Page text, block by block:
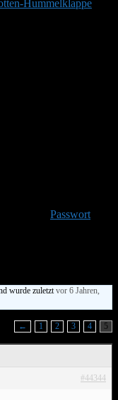
Hummelklappe
Passwort
wurde zuletztvor 6 Jahren,
← 1 2 3 4 5
#44344